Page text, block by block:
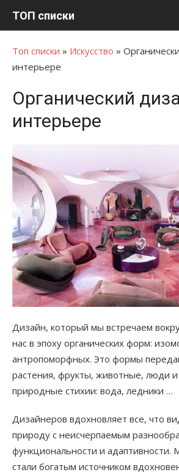
ТОП списки
Топ списки » Искусство »
интерьере
Органический
интерьере
Дизайн, который мы встречаем
нас в эпоху органических форм:
антропоморфных. Это формы
растения, фрукты, животные, люди
природные стихии: вода, ледники …
Дизайнеров вдохновляет все, что
природу с неисчерпаемым
функциональности и адаптивности.
стали богатым источником